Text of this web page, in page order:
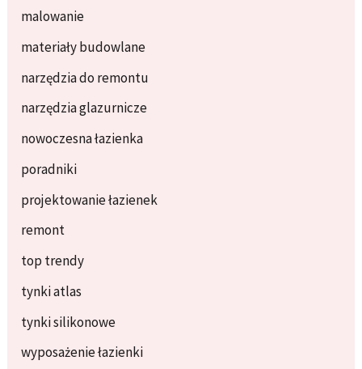
malowanie
materiały budowlane
narzędzia do remontu
narzędzia glazurnicze
nowoczesna łazienka
poradniki
projektowanie łazienek
remont
top trendy
tynki atlas
tynki silikonowe
wyposażenie łazienki